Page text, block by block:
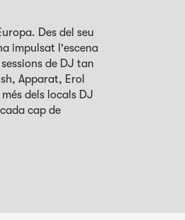
Des del seu
impulsat l'escena
de DJ tan
Apparat, Erol
dels locals DJ
cap de